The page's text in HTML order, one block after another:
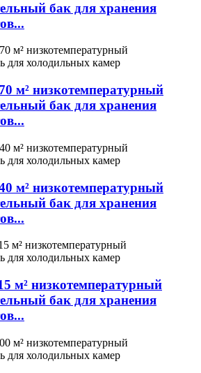
бак для хранения
м² низкотемпературный
бак для хранения
м² низкотемпературный
бак для хранения
м² низкотемпературный
бак для хранения